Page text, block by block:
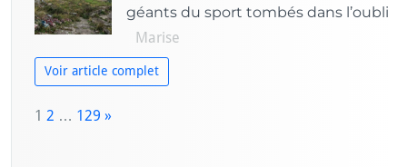
géants du sport tombés dans l’oubli
Marise
Voir article complet
P
1 2 … 129 »